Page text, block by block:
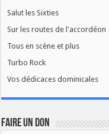
Salut les Sixties
Sur les routes de l'accordéon
Tous en scène et plus
Turbo Rock
Vos dédicaces dominicales
FAIRE UN DON